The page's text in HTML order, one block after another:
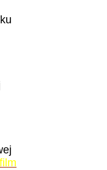
film